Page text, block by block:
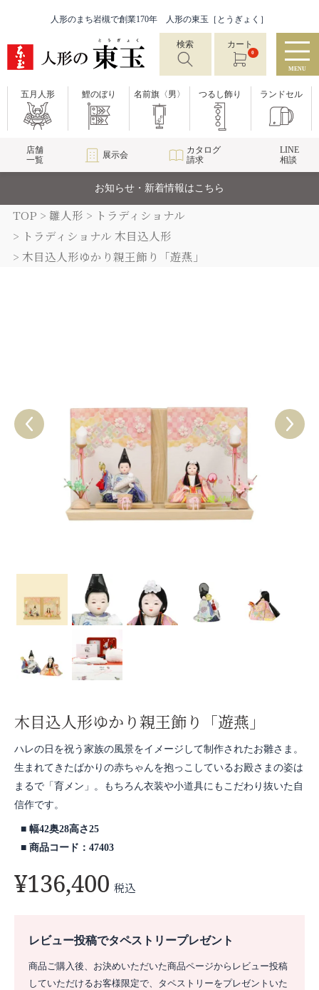
人形のまち岩槻で創業170年 人形の東玉［とうぎょく］
検索 カート
0
MENU
五月人形 鯉のぼり 名前旗〈男〉 つるし飾り ランドセル
店舗
一覧
展示会
カタログ
請求
LINE
相談
お知らせ・新着情報はこちら
TOP 雛人形
トラディショナル
トラディショナル 木目込人形
木目込人形ゆかり親王飾り「遊燕」
木目込人形ゆかり親王飾り「遊燕」
ハレの日を祝う家族の風景をイメージして制作されたお雛さま。
生まれてきたばかりの赤ちゃんを抱っこしているお殿さまの姿は
まるで「育メン」。もちろん衣装や小道具にもこだわり抜いた自
信作です。
幅42奥28高さ25
商品コード：47403
¥136,400 税込
レビュー投稿でタペストリープレゼント
商品ご購入後、お決めいただいた商品ページからレビュー投稿
していただけるお客様限定で、タペストリーをプレゼントいた